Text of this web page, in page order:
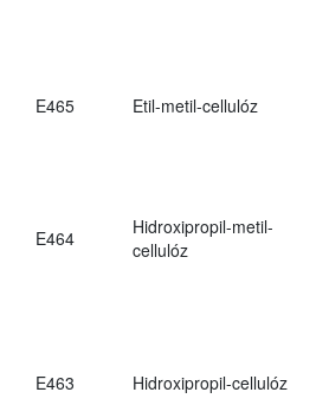
E465 Etil-metil-cellulóz
E464
Hidroxipropil-metil-
cellulóz
E463 Hidroxipropil-cellulóz